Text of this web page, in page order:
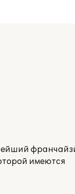
имеются